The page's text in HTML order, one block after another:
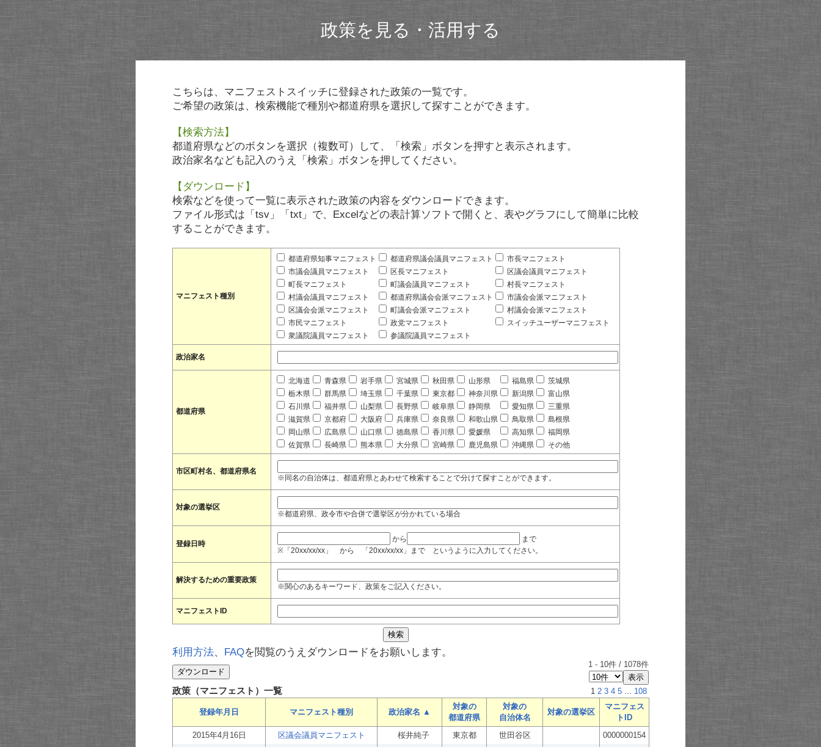
政策を見る・活用する
こちらは、マニフェストスイッチに登録された政策の一覧です。
ご希望の政策は、検索機能で種別や都道府県を選択して探すことができます。
【検索方法】
都道府県などのボタンを選択（複数可）して、「検索」ボタンを押すと表示されます。
政治家名なども記入のうえ「検索」ボタンを押してください。
【ダウンロード】
検索などを使って一覧に表示された政策の内容をダウンロードできます。
ファイル形式は「tsv」「txt」で、Excelなどの表計算ソフトで開くと、表やグラフにして簡単に比較
することができます。
マニフェスト種別
都道府県知事マニフェスト 都道府県議会議員マニフェスト
市長マニフェスト
市議会議員マニフェスト
区長マニフェスト
区議会議員マニフェスト
町長マニフェスト
町議会議員マニフェスト
村長マニフェスト
村議会議員マニフェスト
都道府県議会会派マニフェスト
市議会会派マニフェスト
区議会会派マニフェスト
町議会会派マニフェスト
村議会会派マニフェスト
市民マニフェスト
政党マニフェスト
スイッチユーザーマニフェスト
衆議院議員マニフェスト
参議院議員マニフェスト
政治家名
都道府県
北海道 青森県 岩手県 宮城県 秋田県 山形県 福島県
茨城県
栃木県
群馬県 埼玉県 千葉県 東京都 神奈川県 新潟県
富山県
石川県
福井県 山梨県 長野県 岐阜県 静岡県 愛知県
三重県
滋賀県
京都府 大阪府 兵庫県 奈良県 和歌山県 鳥取県
島根県
岡山県
広島県 山口県 徳島県 香川県 愛媛県 高知県
福岡県
佐賀県
長崎県 熊本県 大分県 宮崎県 鹿児島県 沖縄県 その他
市区町村名、都道府県名
※同名の自治体は、都道府県とあわせて検索することで分けて探すことができます。
対象の選挙区
※都道府県、政令市や合併で選挙区が分かれている場合
登録日時
から
まで
※「20xx/xx/xx」 から 「20xx/xx/xx」まで というように入力してください。
解決するための重要政策
※関心のあるキーワード、政策をご記入ください。
マニフェストID
利用方法、 FAQを閲覧のうえダウンロードをお願いします。
1 - 10件 / 1078件
政策（マニフェスト）一覧 1 2 3 4 5 ... 108
登録年月日 マニフェスト種別 政治家名 ▲
対象の
都道府県
対象の
自治体名
対象の選挙区
マニフェス
トID
2015年4月16日
区議会議員マニフェスト 桜井純子 東京都 世田谷区 0000000154